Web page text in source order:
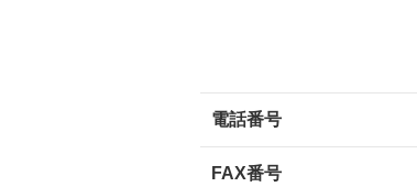
電話番号
FAX番号